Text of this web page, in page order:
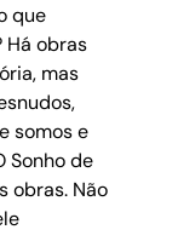
que
Há obras
mas
somos e
Sonho de
obras. Não